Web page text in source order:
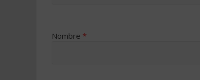
Nombre *